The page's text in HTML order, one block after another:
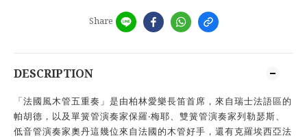
Share
DESCRIPTION
「法國風木管五重奏」是由柏林愛樂長笛首席，來自瑞士法語區的
帕胡德，以及單簧管演奏家保羅‧梅耶、雙簧管演奏家列勒瑟斯、
低音管演奏家奧丹這幾位來自法國的木管好手，還有克羅埃西亞法